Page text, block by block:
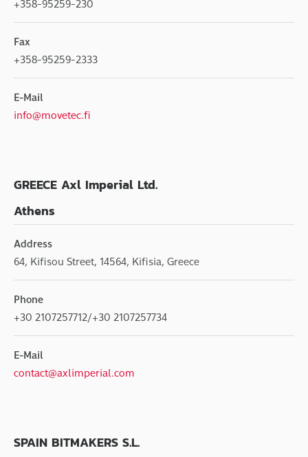
Fax
+358-95259-2333
E-Mail
info@movetec.fi
GREECE Axl Imperial Ltd.
Athens
Address
64, Kifisou Street, 14564, Kifisia, Greece
Phone
+30 2107257712/+30 2107257734
E-Mail
contact@axlimperial.com
SPAIN BITMAKERS S.L.